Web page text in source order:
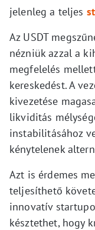
jelenleg a teljes
Az USDT
nézniük azzal a
megfelelés
kereskedést. A
kivezetése
likviditás
instabilitásához
kénytelenek
Azt is érdemes
teljesíthető
innovatív
késztethet, hogy